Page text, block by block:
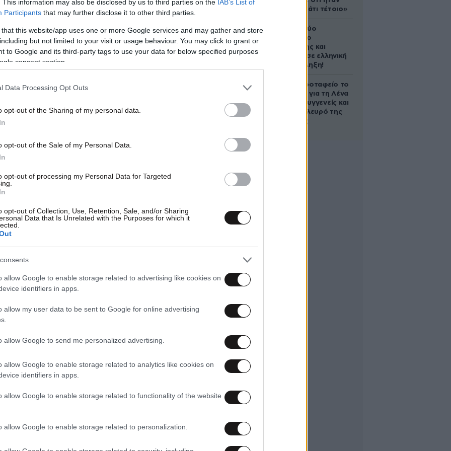
This information may also be disclosed by us to third parties on the IAB’s List of
Participants that may further disclose it to other third parties.
that this website/app uses one or more Google services and may gather and store
but not limited to your visit or usage behaviour. You may click to grant or
to Google and its third-party tags to use your data for below specified purposes
consent section.
Data Processing Opt Outs
opt-out of the Sharing of my personal data.
opt-out of the Sale of my Personal Data.
opt-out of processing my Personal Data for Targeted
opt-out of Collection, Use, Retention, Sale, and/or Sharing
Data that Is Unrelated with the Purposes for which it
allow Google to enable storage related to advertising like cookies on
identifiers in apps.
allow my user data to be sent to Google for online advertising
allow Google to send me personalized advertising.
allow Google to enable storage related to analytics like cookies on
identifiers in apps.
allow Google to enable storage related to functionality of the website
allow Google to enable storage related to personalization.
στον Πρωθυπουργό, η ανακοίνωση
Πρωθυπουργέ. Αποδειχτήκατε άριστος
σας στη χειραγώγηση των θεσμών,
στις συνταγματικές ακροβασίες, στο
να εγγυηθείτε στους πολίτες μια ασφαλή
και το τέλος των
ικανός για κάτι τέτοιο»
Ακυρώνει δύο
συμβόλαια ο
Λαρεντζάκης και
υπογράφει σε ελληνική
ομάδα-έκπληξη!
Στο Α’ Νεκροταφείο το
μνημόσυνο για τη Λένα
Σαμαρά – Συγγενείς και
φίλοι στο πλευρό της
οικογένειας